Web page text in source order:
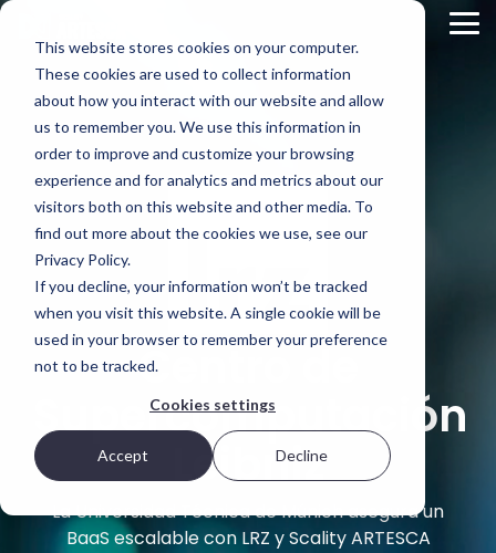
This website stores cookies on your computer.
These cookies are used to collect information
about how you interact with our website and allow
us to remember you. We use this information in
order to improve and customize your browsing
experience and for analytics and metrics about our
visitors both on this website and other media. To
find out more about the cookies we use, see our
Privacy Policy.
If you decline, your information won’t be tracked
when you visit this website. A single cookie will be
used in your browser to remember your preference
not to be tracked.
Cookies settings
Accept Decline
Skip
main
content.
Descripción
general
del
producto
ARTESCA es
la solución
de
almacenamiento
de objetos
de Scality
centrada
en copias
de
equipos de
TI que
necesitan
de clase
empresarial
Opciones
de
implementación
Cada
entorno de
TI es
diferente.
ARTESCA le
ofrece
opciones:
desde
implementaciones
de solo
software
hasta
dispositivos
totalmente
integrados.
El ADN
de
Scality
¿Qué hace
que Scality
esté
excepcionalmente
para
resolver los
desafíos de
los datos a
Scality RING
analista
principal en
Review,
evaluó el
rendimiento
de ARTESCA
+ Veeam en
condiciones
Centro de
Supercomputación
Leibniz
La Universidad Técnica de Múnich asegura un
BaaS escalable con LRZ y Scality ARTESCA